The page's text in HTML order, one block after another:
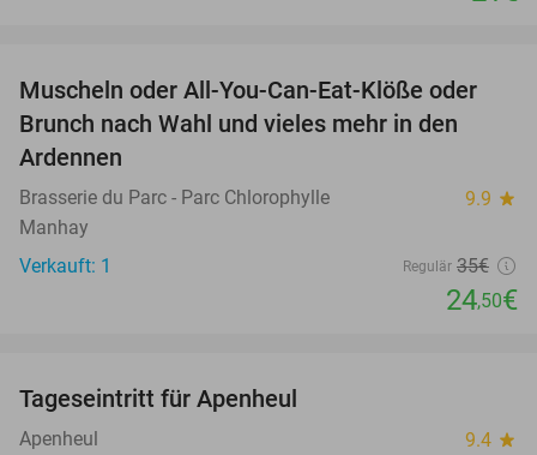
30%
Muscheln oder All-You-Can-Eat-Klöße oder
Brunch nach Wahl und vieles mehr in den
Ardennen
Brasserie du Parc - Parc Chlorophylle 9.9 star
Manhay
Verkauft: 1
Regulär 35€
24,50€
Tageseintritt für Apenheul
Apenheul 9.4 star